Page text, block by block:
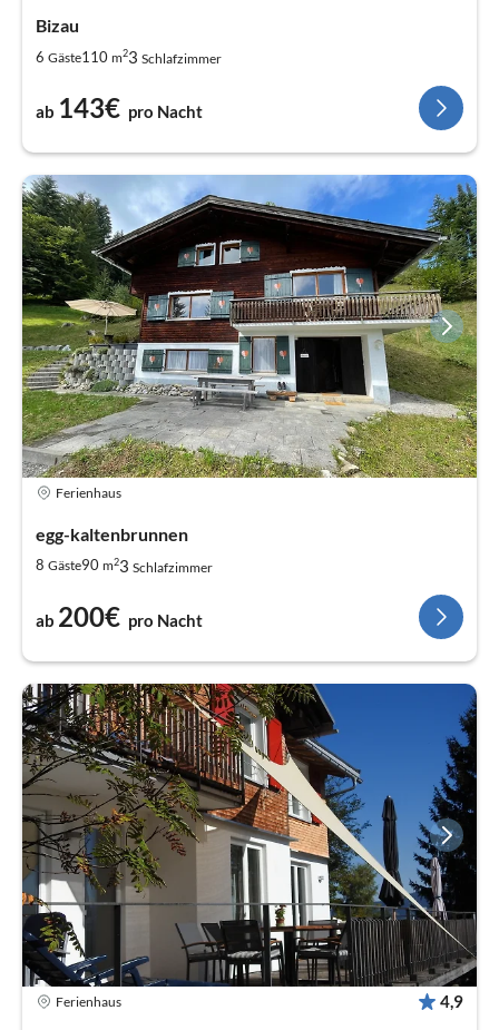
Bizau
6 Gäste110 m23 Schlafzimmer
ab 143€ pro Nacht
Ferienhaus
egg-kaltenbrunnen
8 Gäste90 m23 Schlafzimmer
ab 200€ pro Nacht
Ferienhaus 4,9